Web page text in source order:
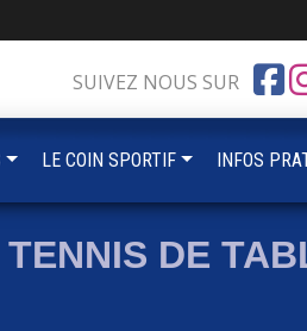
DE
SUIVEZ NOUS SUR
LE COIN SPORTIF INFOS